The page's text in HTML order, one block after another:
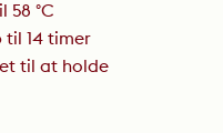
58 °C
til 14 timer
til at holde